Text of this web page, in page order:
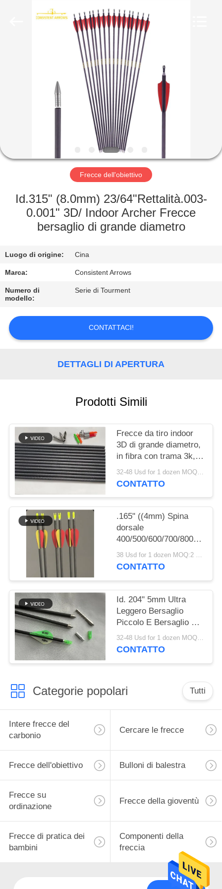
PRODOTTI
GIRO
FABBRICA
CONTROLLO
QUALITÀ
CONTATTICI
RICHIEDA
UNA
POLITICA
SULLA
PRIVACY
Frecce dell'obiettivo
Id.315" (8.0mm) 23/64"Rettalità.003-
0.001" 3D/ Indoor Archer Frecce
bersaglio di grande diametro
Luogo di origine: Cina
Marca: Consistent Arrows
Numero di
modello:
Serie di Tourment
CONTATTACI!
DETTAGLI DI APERTURA
Prodotti Simili
Frecce da tiro indoor
3D di grande diametro,
in fibra con trama 3k,
rettilineità .003- .001",
spine
(23/64")
32-48 Usd for 1 dozen MOQ:2 dozzine
CONTATTO
.165" ((4mm) Spina
dorsale
400/500/600/700/800/900/
Peso più leggero Lunga
distanza Mirco
38 Usd for 1 dozen MOQ:2 dozzine
CONTATTO
Id. 204" 5mm Ultra
Leggero Bersaglio
Piccolo E Bersaglio 3D
Spine
250/300/350/400/500/600/
32-48 Usd for 1 dozen MOQ:2 dozzine
CONTATTO
Categorie popolari Tutti
Intere frecce del
carbonio
Cercare le frecce
Frecce dell'obiettivo Bulloni di balestra
Frecce su
ordinazione
Frecce della gioventù
Frecce di pratica dei
bambini
Componenti della
freccia